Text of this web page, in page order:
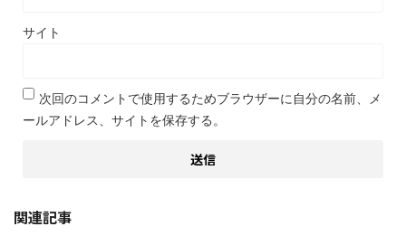
サイト
次回のコメントで使用するためブラウザーに自分の名前、メ
ールアドレス、サイトを保存する。
関連記事